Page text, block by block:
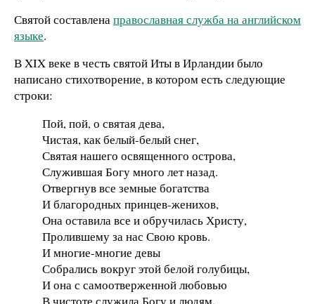
Святой составлена православная служба на английском
языке.
В XIX веке в честь святой Иты в Ирландии было
написано стихотворение, в котором есть следующие
строки:
Пой, пой, о святая дева,
Чистая, как белый-белый снег,
Святая нашего освященного острова,
Служившая Богу много лет назад.
Отвергнув все земные богатства
И благородных принцев-женихов,
Она оставила все и обручилась Христу,
Пролившему за нас Свою кровь.
И многие-многие девы
Собрались вокруг этой белой голубицы,
И она с самоотверженной любовью